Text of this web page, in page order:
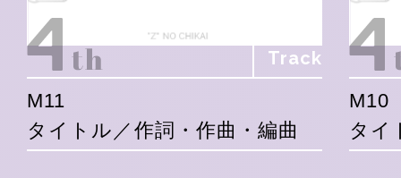
Track
M11
タイトル／作詞・作曲・編曲
M10
タイ